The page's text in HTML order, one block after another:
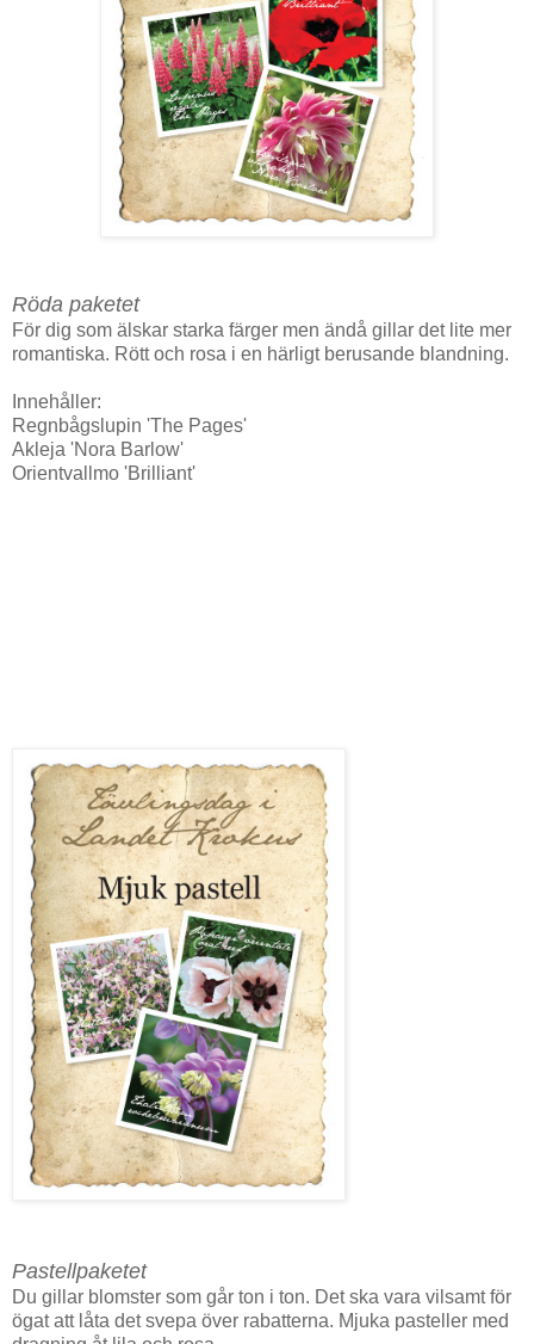
Röda paketet
För dig som älskar starka färger men ändå gillar det lite mer
romantiska. Rött och rosa i en härligt berusande blandning.
Innehåller:
Regnbågslupin 'The Pages'
Akleja 'Nora Barlow'
Orientvallmo 'Brilliant'
Pastellpaketet
Du gillar blomster som går ton i ton. Det ska vara vilsamt för
ögat att låta det svepa över rabatterna. Mjuka pasteller med